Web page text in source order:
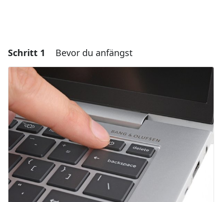
Schritt 1 Bevor du anfängst